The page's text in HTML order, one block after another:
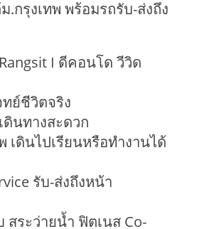
.กรุงเทพ พร้อมรถรับ-ส่งถึง
I ดีคอนโด วีวิด
ย์ชีวิตจริง
นทางสะดวก
เดินไปเรียนหรือทำงานได้
รับ-ส่งถึงหน้า
สระว่ายน้ำ ฟิตเนส Co-